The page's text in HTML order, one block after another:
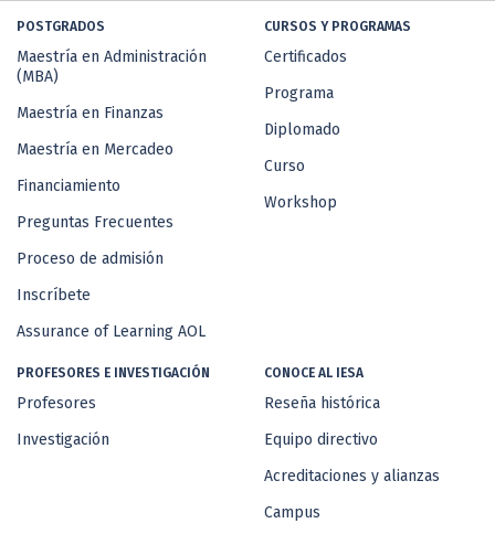
POSTGRADOS
Maestría en Administración
(MBA)
Maestría en Finanzas
Maestría en Mercadeo
Financiamiento
Preguntas Frecuentes
Proceso de admisión
Inscríbete
Assurance of Learning AOL
CURSOS Y PROGRAMAS
Certificados
Programa
Diplomado
Curso
Workshop
PROFESORES E INVESTIGACIÓN
Profesores
Investigación
CONOCE AL IESA
Reseña histórica
Equipo directivo
Acreditaciones y alianzas
Campus